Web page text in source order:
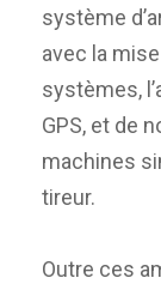
système
avec la
systèmes,
GPS, et de
machines
tireur.
Outre ces